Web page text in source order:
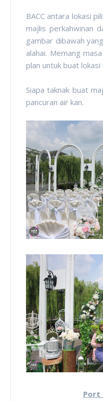
BACC antara lokasi
majlis perkahwinan
gambar dibawah
alahai. Memang
plan untuk buat lokasi
Siapa taknak buat
pancuran air kan.
Port